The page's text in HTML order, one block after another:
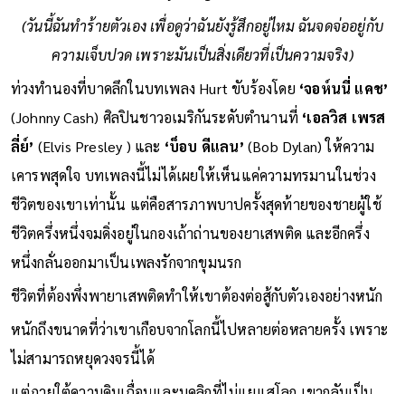
The only thing that's real
(วันนี้ฉันทำร้ายตัวเอง เพื่อดูว่าฉันยังรู้สึกอยู่ไหม ฉันจดจ่ออยู่กับ
ความเจ็บปวด เพราะมันเป็นสิ่งเดียวที่เป็นความจริง)
ท่วงทำนองที่บาดลึกในบทเพลง Hurt ขับร้องโดย ‘จอห์นนี่ แคช’
(Johnny Cash) ศิลปินชาวอเมริกันระดับตำนานที่‘เอลวิส เพรส
ลี่ย์’(Elvis Presley ) และ‘บ็อบ ดีแลน’(Bob Dylan) ให้ความ
เคารพสุดใจ บทเพลงนี้ไม่ได้เผยให้เห็นแค่ความทรมานในช่วง
ชีวิตของเขาเท่านั้น แต่คือสารภาพบาปครั้งสุดท้ายของชายผู้ใช้
ชีวิตครึ่งหนึ่งจมดิ่งอยู่ในกองเถ้าถ่านของยาเสพติด และอีกครึ่ง
หนึ่งกลั่นออกมาเป็นเพลงรักจากขุมนรก
ชีวิตที่ต้องพึ่งพายาเสพติดทำให้เขาต้องต่อสู้กับตัวเองอย่างหนัก
หนักถึงขนาดที่ว่าเขาเกือบจากโลกนี้ไปหลายต่อหลายครั้ง เพราะ
ไม่สามารถหยุดวงจรนี้ได้